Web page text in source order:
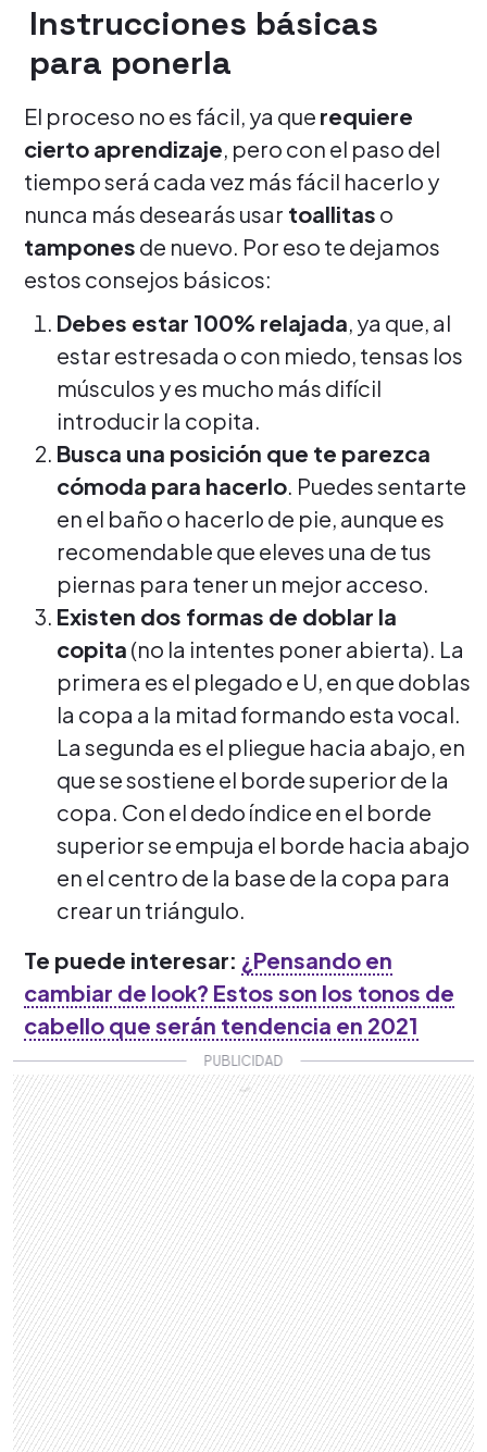
Instrucciones básicas
para ponerla
El proceso no es fácil, ya que requiere
cierto aprendizaje, pero con el paso del
tiempo será cada vez más fácil hacerlo y
nunca más desearás usar toallitas o
tampones de nuevo. Por eso te dejamos
estos consejos básicos:
Debes estar 100% relajada, ya que, al
estar estresada o con miedo, tensas los
músculos y es mucho más difícil
introducir la copita.
Busca una posición que te parezca
cómoda para hacerlo. Puedes sentarte
en el baño o hacerlo de pie, aunque es
recomendable que eleves una de tus
piernas para tener un mejor acceso.
Existen dos formas de doblar la
copita (no la intentes poner abierta). La
primera es el plegado e U, en que doblas
la copa a la mitad formando esta vocal.
La segunda es el pliegue hacia abajo, en
que se sostiene el borde superior de la
copa. Con el dedo índice en el borde
superior se empuja el borde hacia abajo
en el centro de la base de la copa para
crear un triángulo.
Te puede interesar: ¿Pensando en
cambiar de look? Estos son los tonos de
cabello que serán tendencia en 2021